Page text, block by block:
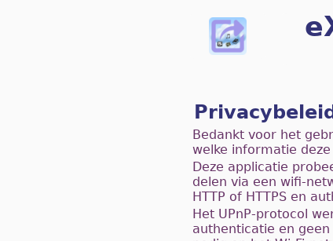
Bedankt voor het
welke informatie
Deze applicatie
delen via een wifi-
HTTP of HTTPS en
Het UPnP-protocol
authenticatie en